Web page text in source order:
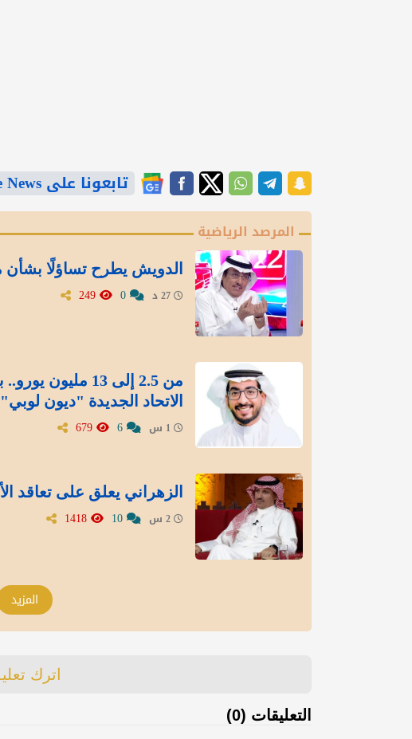
تابعونا على Google News
المرصد الرياضية
الدويش يطرح تساؤلًا بشأن
من 2.5 إلى 13
الاتحاد الجديدة "ديون
الزهراني يعلق على تعاقد
المزيد
اترك
التعليقات (0)